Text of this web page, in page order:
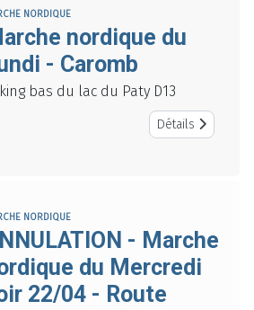
NORDIQUE
nordique du
- Caromb
bas du lac du Paty D13
Détails
NORDIQUE
- Marche
du Mercredi
22/04 - Route